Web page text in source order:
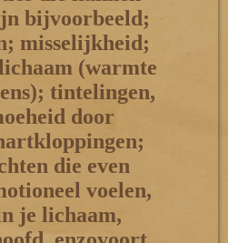
bijvoorbeeld;
misselijkheid;
(warmte
tintelingen,
door
die even
voelen,
je lichaam,